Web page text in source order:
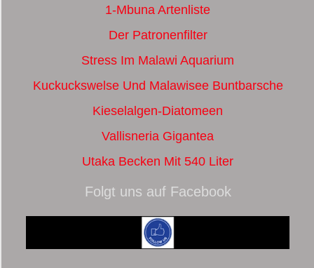
1-Mbuna Artenliste
Der Patronenfilter
Stress Im Malawi Aquarium
Kuckuckswelse Und Malawisee Buntbarsche
Kieselalgen-Diatomeen
Vallisneria Gigantea
Utaka Becken Mit 540 Liter
Folgt uns auf Facebook